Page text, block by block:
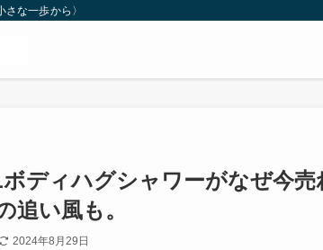
な一歩から〉
ディハグシャワーがなぜ今
追い風も。
2024年8月29日